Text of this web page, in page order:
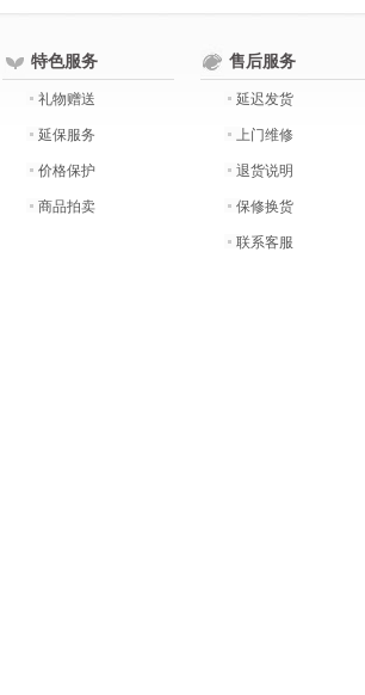
特色服务
礼物赠送
延保服务
价格保护
商品拍卖
售后服务
延迟发货
上门维修
退货说明
保修换货
联系客服